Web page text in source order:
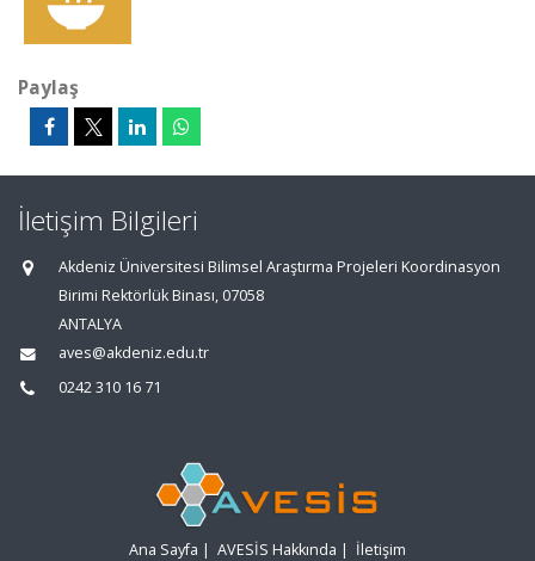
Paylaş
İletişim Bilgileri
Akdeniz Üniversitesi Bilimsel Araştırma Projeleri Koordinasyon
Birimi Rektörlük Binası, 07058
ANTALYA
aves@akdeniz.edu.tr
0242 310 16 71
Ana Sayfa | AVESİS Hakkında | İletişim